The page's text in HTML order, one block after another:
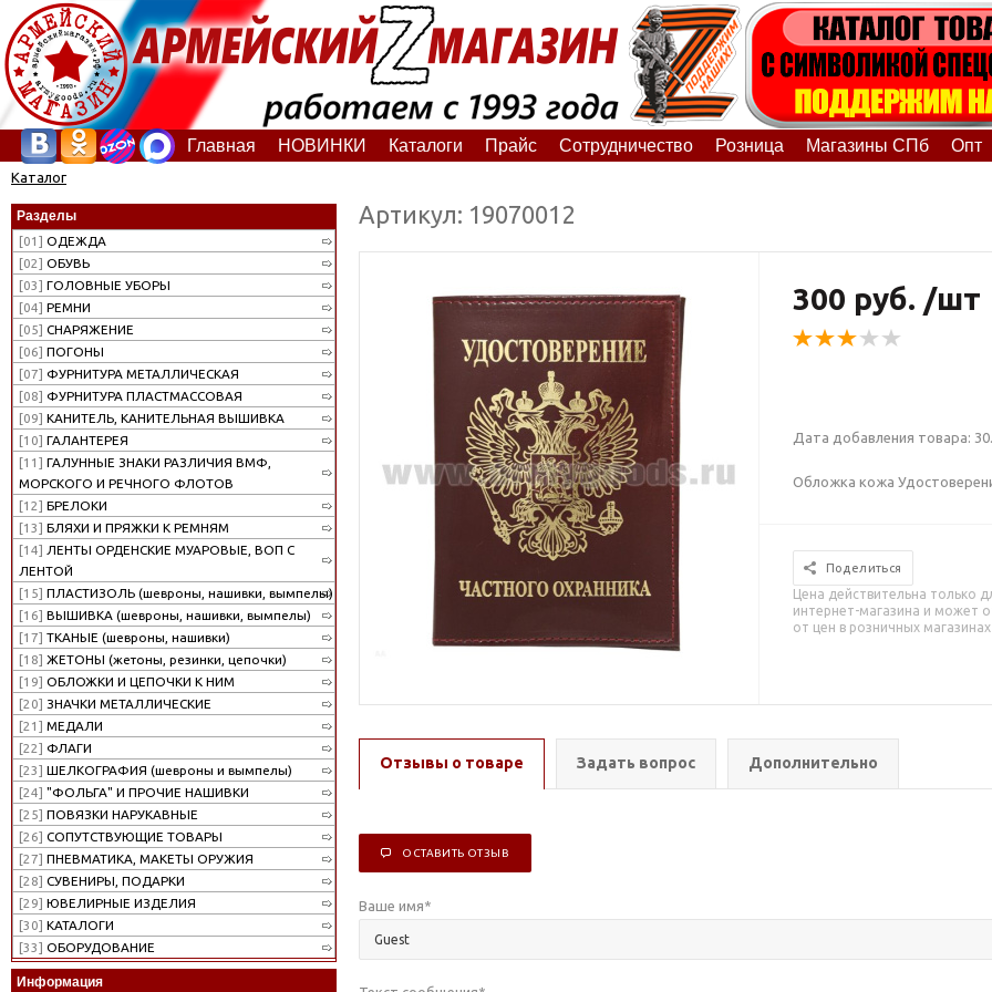
Главная НОВИНКИ Каталоги Прайс Сотрудничество Розница Магазины СПб Опт
Каталог
Разделы
[01] ОДЕЖДА
[02] ОБУВЬ
[03] ГОЛОВНЫЕ УБОРЫ
[04] РЕМНИ
[05] СНАРЯЖЕНИЕ
[06] ПОГОНЫ
[07] ФУРНИТУРА МЕТАЛЛИЧЕСКАЯ
[08] ФУРНИТУРА ПЛАСТМАССОВАЯ
[09] КАНИТЕЛЬ, КАНИТЕЛЬНАЯ ВЫШИВКА
[10] ГАЛАНТЕРЕЯ
[11] ГАЛУННЫЕ ЗНАКИ РАЗЛИЧИЯ ВМФ,
МОРСКОГО И РЕЧНОГО ФЛОТОВ
[12] БРЕЛОКИ
[13] БЛЯХИ И ПРЯЖКИ К РЕМНЯМ
[14] ЛЕНТЫ ОРДЕНСКИЕ МУАРОВЫЕ, ВОП С
ЛЕНТОЙ
[15] ПЛАСТИЗОЛЬ (шевроны, нашивки, вымпелы)
[16] ВЫШИВКА (шевроны, нашивки, вымпелы)
[17] ТКАНЫЕ (шевроны, нашивки)
[18] ЖЕТОНЫ (жетоны, резинки, цепочки)
[19] ОБЛОЖКИ И ЦЕПОЧКИ К НИМ
[20] ЗНАЧКИ МЕТАЛЛИЧЕСКИЕ
[21] МЕДАЛИ
[22] ФЛАГИ
[23] ШЕЛКОГРАФИЯ (шевроны и вымпелы)
[24] "ФОЛЬГА" И ПРОЧИЕ НАШИВКИ
[25] ПОВЯЗКИ НАРУКАВНЫЕ
[26] СОПУТСТВУЮЩИЕ ТОВАРЫ
[27] ПНЕВМАТИКА, МАКЕТЫ ОРУЖИЯ
[28] СУВЕНИРЫ, ПОДАРКИ
[29] ЮВЕЛИРНЫЕ ИЗДЕЛИЯ
[30] КАТАЛОГИ
[33] ОБОРУДОВАНИЕ
Информация
Артикул: 19070012
300 руб. /шт
Дата добавления товара:
Обложка кожа
Поделиться
Цена действительна только
интернет-магазина и может
от цен в розничных магазинах
Отзывы о товаре Задать вопрос Дополнительно
ОСТАВИТЬ ОТЗЫВ
Ваше имя*